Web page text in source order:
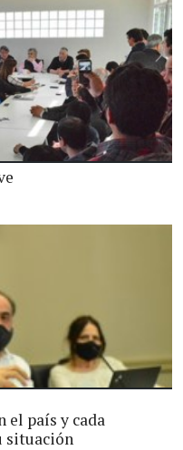
el país y cada
situación